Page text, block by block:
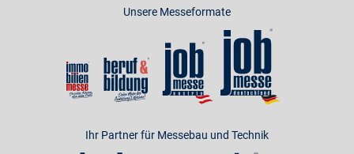
Unsere Messeformate
Ihr Partner für Messebau und Technik